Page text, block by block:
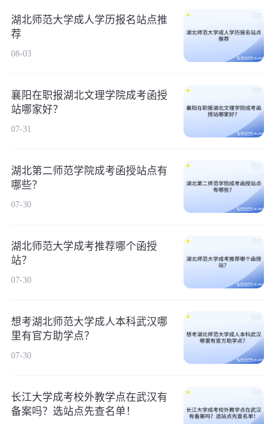
湖北师范大学成人学历报名站点推
荐
08-03
襄阳在职报湖北文理学院成考函授
站哪家好？
07-31
湖北第二师范学院成考函授站点有
哪些？
07-30
湖北师范大学成考推荐哪个函授
站？
07-30
想考湖北师范大学成人本科武汉哪
里有官方助学点？
07-30
长江大学成考校外教学点在武汉有
备案吗？选站点先查名单！